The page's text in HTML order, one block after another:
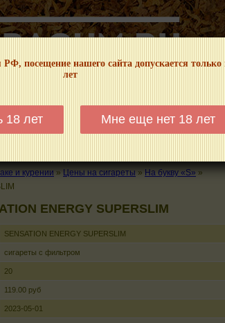
РФ, посещение нашего сайта допускается
лет
18 лет Мне еще нет 18 лет
НЕ ЗАНИМАЕМСЯ ПРОДАЖЕЙ И РЕКЛАМОЙ
ГДЕ КУПИТЬ ГДЕ ПОКУРИТЬ КУРЕНИЕ И
и курении » Цены на сигареты » На букву «S» »
ENERGY SUPERSLIM
SENSATION ENERGY SUPERSLIM
сигареты с фильтром
20
119.00 руб
2023-05-01